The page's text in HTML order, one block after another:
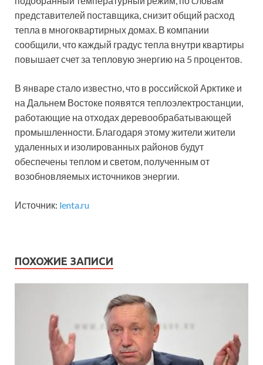
представителей поставщика, снизит общий расход
тепла в многоквартирных домах. В компании
сообщили, что каждый градус тепла внутри квартиры
повышает счет за тепловую энергию на 5 процентов.
В январе стало известно, что в российской Арктике и
на Дальнем Востоке появятся теплоэлектростанции,
работающие на отходах деревообрабатывающей
промышленности. Благодаря этому жители жители
удаленных и изолированных районов будут
обеспечены теплом и светом, полученным от
возобновляемых источников энергии.
Источник: lenta.ru
ПОХОЖИЕ ЗАПИСИ